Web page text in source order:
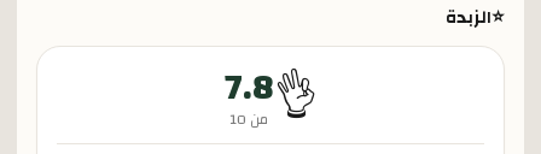
⭐الزبدة
👌
7.8
من 10